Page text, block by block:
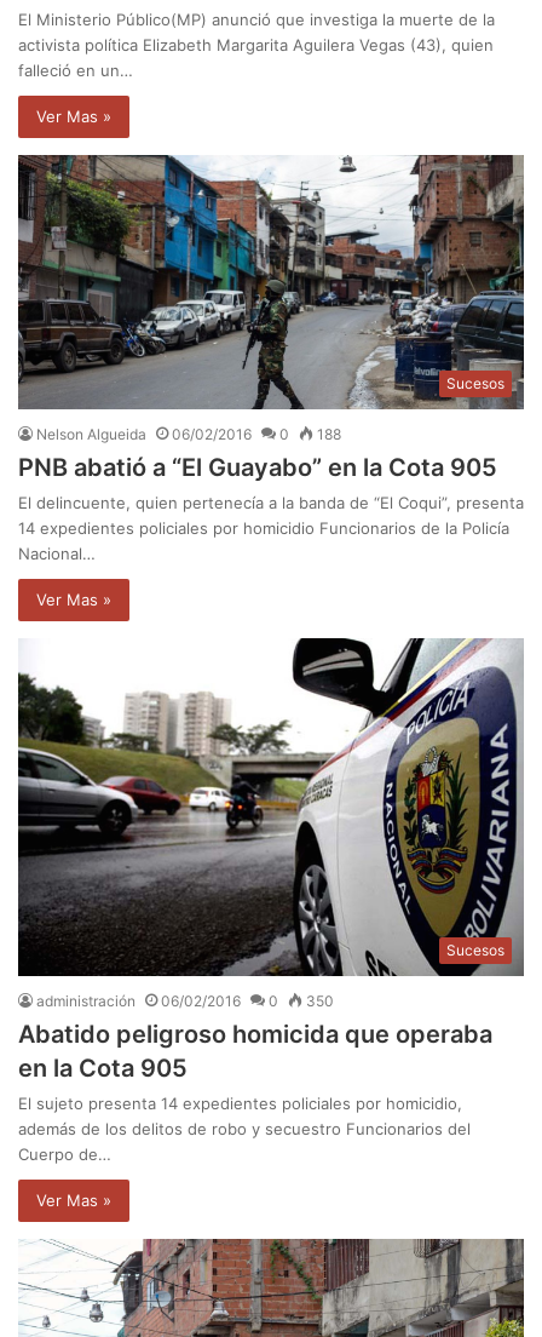
El Ministerio Público(MP) anunció que investiga la muerte de la
activista política Elizabeth Margarita Aguilera Vegas (43), quien
falleció en un…
Ver Mas »
Sucesos
Nelson Algueida 06/02/2016 0 188
PNB abatió a “El Guayabo” en la Cota 905
El delincuente, quien pertenecía a la banda de “El Coqui”, presenta
14 expedientes policiales por homicidio Funcionarios de la Policía
Nacional…
Ver Mas »
Sucesos
administración 06/02/2016 0 350
Abatido peligroso homicida que operaba
en la Cota 905
El sujeto presenta 14 expedientes policiales por homicidio,
además de los delitos de robo y secuestro Funcionarios del
Cuerpo de…
Ver Mas »